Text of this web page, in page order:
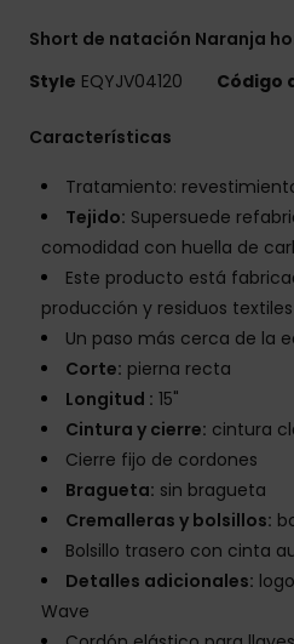
Short de natación Naranja
Style EQYJV04120 Código
Características
Tratamiento:
Tejido: Supersuede
comodidad con huella de
Este producto está
producción y residuos
Un paso más cerca de la
Corte: pierna recta
Longitud : 15"
Cintura y cierre: cintura
Cierre fijo de cordones
Bragueta: sin bragueta
Cremalleras y bolsillos:
Bolsillo trasero con cinta
Detalles adicionales:
Wave